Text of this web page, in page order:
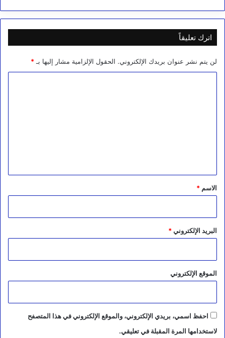
اترك تعليقاً
لن يتم نشر عنوان بريدك الإلكتروني. الحقول الإلزامية مشار إليها بـ*
*
الاسم *
البريد الإلكتروني*
الموقع الإلكتروني
احفظ اسمي، بريدي الإلكتروني، والموقع الإلكتروني في هذا المتصفح
لاستخدامها المرة المقبلة في تعليقي.